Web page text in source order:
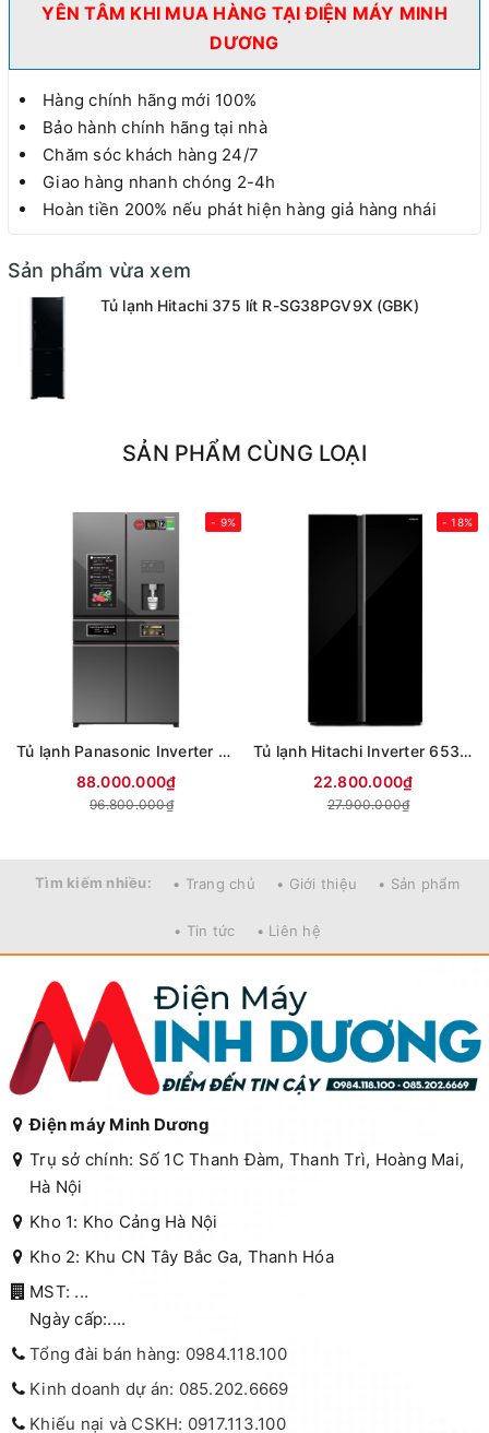
YÊN TÂM KHI MUA HÀNG TẠI ĐIỆN MÁY MINH
DƯƠNG
Hàng chính hãng mới 100%
Bảo hành chính hãng tại nhà
Chăm sóc khách hàng 24/7
Giao hàng nhanh chóng 2-4h
Hoàn tiền 200% nếu phát hiện hàng giả hàng nhái
Sản phẩm vừa xem
Tủ lạnh Hitachi 375 lít R-SG38PGV9X (GBK)
SẢN PHẨM CÙNG LOẠI
- 9%
Tủ lạnh Panasonic Inverter 650 lít PRIME+ Edition Multi Door NR-WY720ZMMV
88.000.000₫
96.800.000₫
- 18%
Tủ lạnh Hitachi Inverter 653 lít Side By Side HRSN9713ESAUVN (Mới 2026)
22.800.000₫
27.900.000₫
Tìm kiếm nhiều: • Trang chủ • Giới thiệu • Sản phẩm
• Tin tức • Liên hệ
Điện máy Minh Dương
Trụ sở chính: Số 1C Thanh Đàm, Thanh Trì, Hoàng Mai,
Hà Nội
Kho 1: Kho Cảng Hà Nội
Kho 2: Khu CN Tây Bắc Ga, Thanh Hóa
MST: ...
Ngày cấp:....
Tổng đài bán hàng: 0984.118.100
Kinh doanh dự án: 085.202.6669
Khiếu nại và CSKH: 0917.113.100